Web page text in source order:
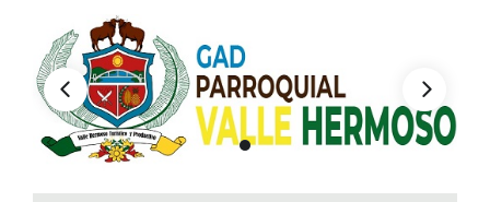
Plan de desarrollo y Ordenamiento Territorial -
Plan Anual Contratación - PAC
Plan Operativo Anual - POA
Convenios Institucionales